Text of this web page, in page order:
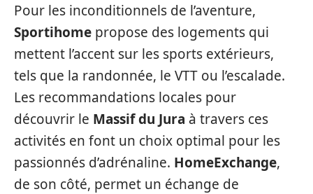
Pour les inconditionnels de l’aventure,
Sportihome propose des logements qui
mettent l’accent sur les sports extérieurs,
tels que la randonnée, le VTT ou l’escalade.
Les recommandations locales pour
découvrir le Massif du Jura à travers ces
activités en font un choix optimal pour les
passionnés d’adrénaline. HomeExchange,
de son côté, permet un échange de